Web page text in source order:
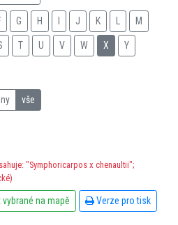
G H J K M
T U V W X Y
vše
"Symphoricarpos x chenaultii";
na mapě Verze pro tisk